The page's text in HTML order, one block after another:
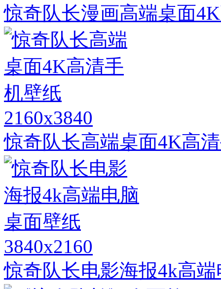
惊奇队长漫画高端桌面
2160x3840
惊奇队长高端桌面4K高
3840x2160
惊奇队长电影海报4k高